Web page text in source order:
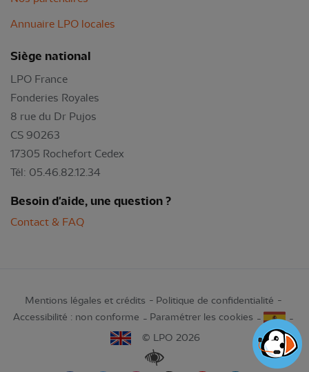
Annuaire LPO locales
Siège national
LPO France
Fonderies Royales
8 rue du Dr Pujos
CS 90263
17305 Rochefort Cedex
Tél: 05.46.82.12.34
Besoin d'aide, une question ?
Contact & FAQ
Mentions légales et crédits
Politique de confidentialité
Accessibilité : non conforme
Paramétrer les cookies
© LPO 2026
Renforcer les contrastes